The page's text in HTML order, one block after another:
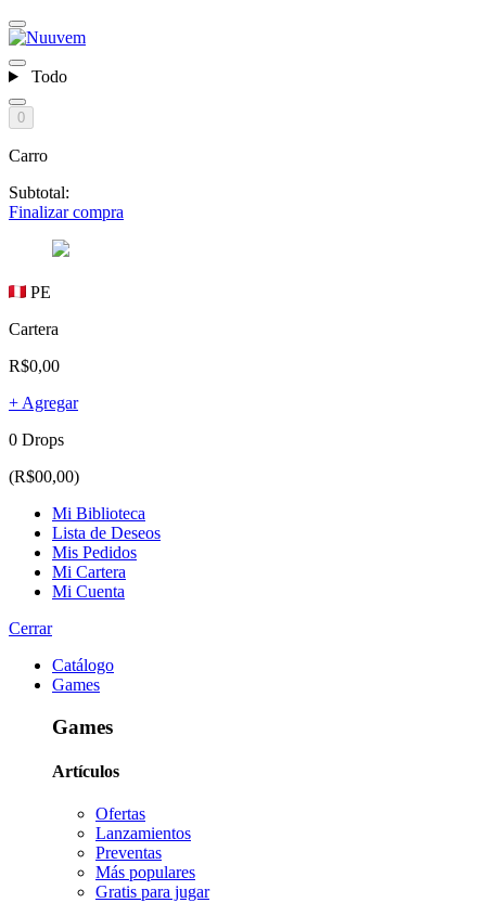
Todo
0
Carro
Subtotal:
Finalizar compra
PE
Cartera
R$0,00
+ Agregar
0 Drops
(R$00,00)
Mi Biblioteca
Lista de Deseos
Mis Pedidos
Mi Cartera
Mi Cuenta
Cerrar
Catálogo
Games
Games
Artículos
Ofertas
Lanzamientos
Preventas
Más populares
Gratis para jugar